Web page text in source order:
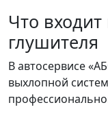
Что
глушителя
В автосервисе
выхлопной